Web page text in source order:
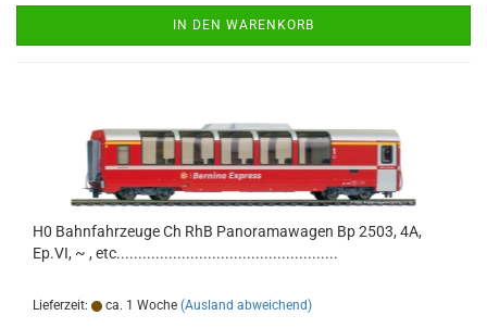
IN DEN WARENKORB
H0 Bahnfahrzeuge Ch RhB Panoramawagen Bp 2503, 4A,
Ep.VI, ~ , etc...................................................
Lieferzeit: ca. 1 Woche (Ausland abweichend)